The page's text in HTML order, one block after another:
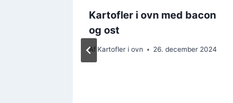
Kartofler i ovn med bacon
og ost
Af Kartofler i ovn 26. december 2024